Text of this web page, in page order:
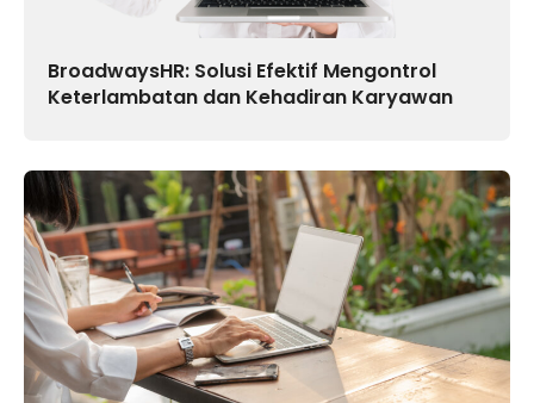
BroadwaysHR: Solusi Efektif Mengontrol
Keterlambatan dan Kehadiran Karyawan